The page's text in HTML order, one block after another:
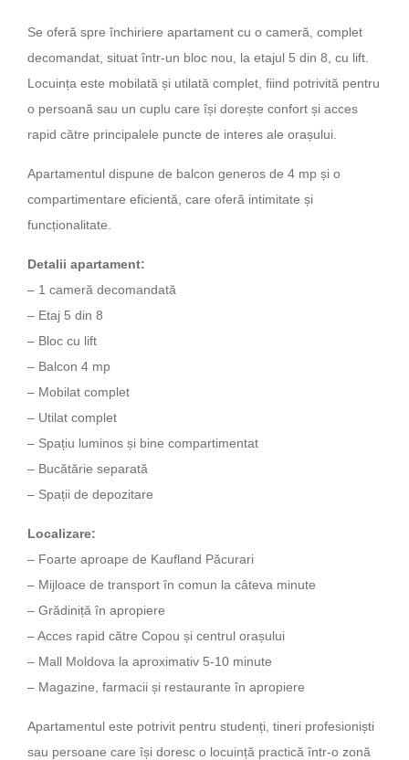
Se oferă spre închiriere apartament cu o cameră, complet
decomandat, situat într-un bloc nou, la etajul 5 din 8, cu lift.
Locuința este mobilată și utilată complet, fiind potrivită pentru
o persoană sau un cuplu care își dorește confort și acces
rapid către principalele puncte de interes ale orașului.
Apartamentul dispune de balcon generos de 4 mp și o
compartimentare eficientă, care oferă intimitate și
funcționalitate.
Detalii apartament:
– 1 cameră decomandată
– Etaj 5 din 8
– Bloc cu lift
– Balcon 4 mp
– Mobilat complet
– Utilat complet
– Spațiu luminos și bine compartimentat
– Bucătărie separată
– Spații de depozitare
Localizare:
– Foarte aproape de Kaufland Păcurari
– Mijloace de transport în comun la câteva minute
– Grădiniță în apropiere
– Acces rapid către Copou și centrul orașului
– Mall Moldova la aproximativ 5-10 minute
– Magazine, farmacii și restaurante în apropiere
Apartamentul este potrivit pentru studenți, tineri profesioniști
sau persoane care își doresc o locuință practică într-o zonă